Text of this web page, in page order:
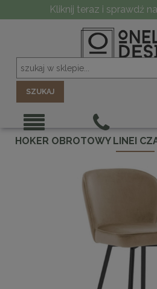
Kliknij teraz i sprawdź
SZUKAJ
HOKER OBROTOWY LINEI